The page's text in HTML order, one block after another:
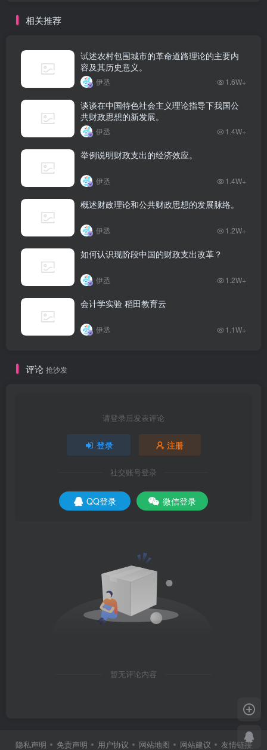
相关推荐
试述农村包围城市的革命道路理论的主要内
容及其历史意义。
伊丞 1.6W+
谈谈在中国特色社会主义理论指导下我国公
共财政思想的新发展。
伊丞 1.4W+
举例说明财政支出的经济效应。
伊丞 1.4W+
概述财政理论和公共财政思想的发展脉络。
伊丞 1.2W+
如何认识现阶段中国的财政支出改革？
伊丞 1.2W+
会计学实验 稻田教育云
伊丞 1.1W+
评论 抢沙发
请登录后发表评论
登录 注册
社交账号登录
QQ登录 微信登录
暂无评论内容
隐私声明 免责声明 用户协议 网站地图 网站建议
友情链接